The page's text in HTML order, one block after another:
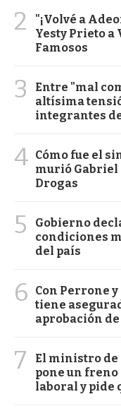
2
"¡Volvé a
Yesty Prieto a
Famosos
3
Entre "mal
altísima
integrantes
4 Cómo fue el
murió Gabriel
Drogas
5
Gobierno
condiciones
del país
6
Con Perrone
tiene
aprobación
7
El ministro
pone un freno
laboral y pide